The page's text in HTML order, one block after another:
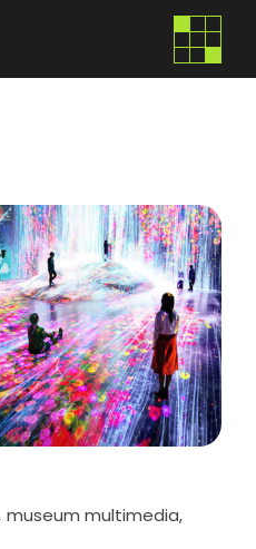
museum multimedia